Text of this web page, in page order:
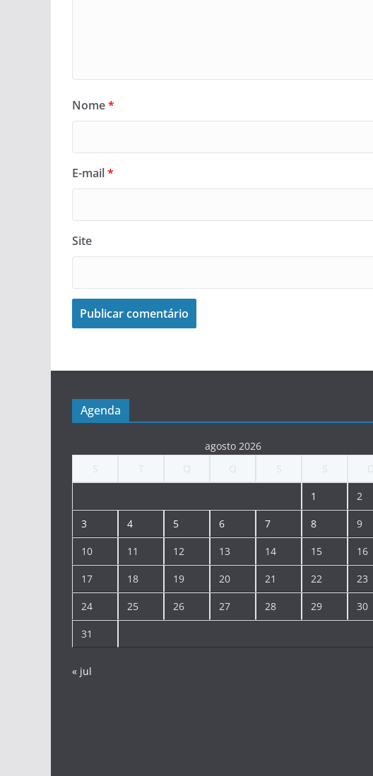
Nome*
E-mail*
Site
Agenda
agosto 2026
1 2
3 4 5 6 7 8 9
10 11 12 13 14 15 16
17 18 19 20 21 22 23
24 25 26 27 28 29 30
31
« jul